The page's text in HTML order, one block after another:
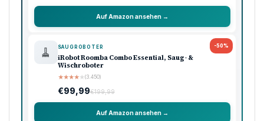
Auf Amazon ansehen →
-50%
🧹 SAUGROBOTER
iRobot Roomba Combo Essential, Saug- &
Wischroboter
★★★★★(3.450)
€99,99€199,99
Auf Amazon ansehen →